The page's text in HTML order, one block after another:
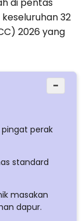
di pentas
32
2026 yang
−
pingat perak
standard
masakan
dapur.